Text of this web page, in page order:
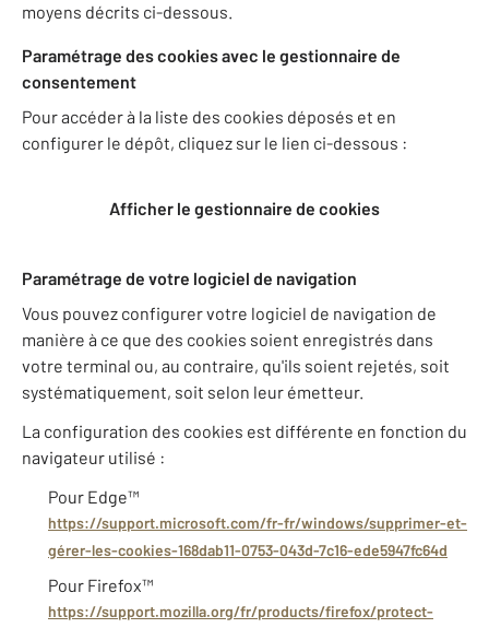
moyens décrits ci-dessous.
Paramétrage des cookies avec le gestionnaire de
consentement
Pour accéder à la liste des cookies déposés et en
configurer le dépôt, cliquez sur le lien ci-dessous :
Afficher le gestionnaire de cookies
Paramétrage de votre logiciel de navigation
Vous pouvez configurer votre logiciel de navigation de
manière à ce que des cookies soient enregistrés dans
votre terminal ou, au contraire, qu'ils soient rejetés, soit
systématiquement, soit selon leur émetteur.
La configuration des cookies est différente en fonction du
navigateur utilisé :
Pour Edge™
https://support.microsoft.com/fr-fr/windows/supprimer-et-
gérer-les-cookies-168dab11-0753-043d-7c16-ede5947fc64d
Pour Firefox™
https://support.mozilla.org/fr/products/firefox/protect-